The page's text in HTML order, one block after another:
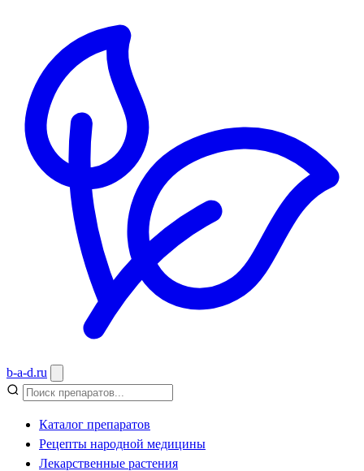
b-a-d.ru
Каталог препаратов
Рецепты народной медицины
Лекарственные растения